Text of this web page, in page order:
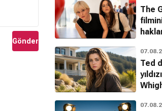
Gönder
The
Ted